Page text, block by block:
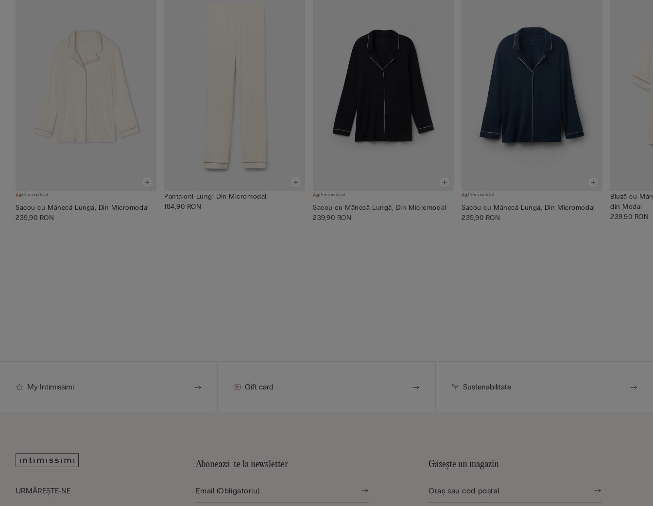
Personalizat
Sacou cu Mânecă Lungă, Din Micromodal
239,90 RON
Pantaloni Lungi Din Micromodal
184,90 RON
Personalizat
Sacou cu Mânecă Lungă, Din Micromodal
239,90 RON
Personalizat
Sacou cu Mânecă Lungă, Din Micromodal
239,90 RON
Bluză cu
din Modal
239,90 RON
My Intimissimi Gift card Sustenabilitate
URMĂREŞTE-NE
Abonează-te la newsletter Găsește un magazin